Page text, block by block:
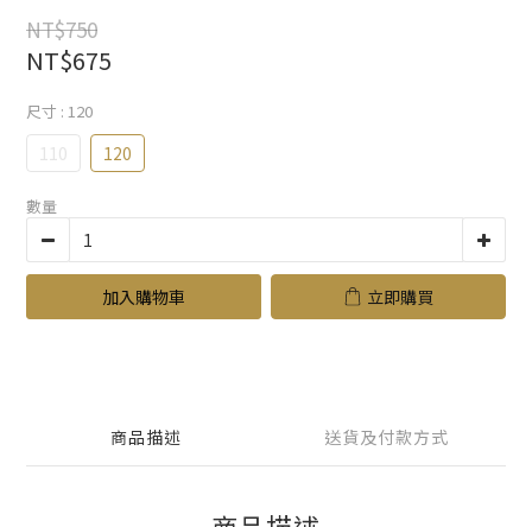
NT$750
NT$675
尺寸 : 120
110 120
數量
加入購物車 立即購買
商品描述 送貨及付款方式